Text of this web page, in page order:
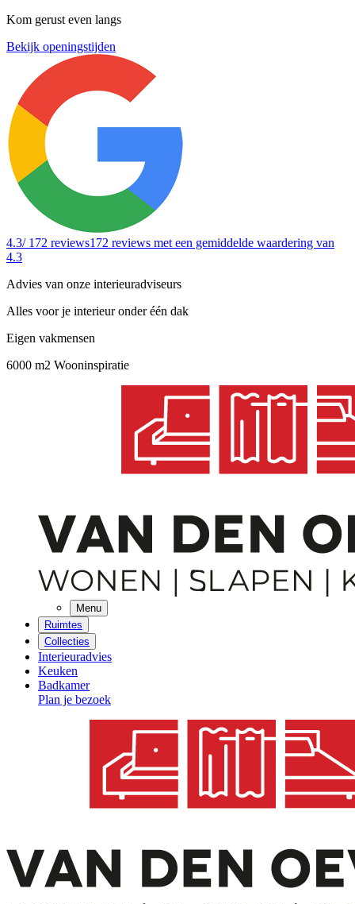
Kom gerust even langs
Bekijk openingstijden
4.3/ 172 reviews172 reviews met een gemiddelde waardering van
4.3
Advies van onze interieuradviseurs
Alles voor je interieur onder één dak
Eigen vakmensen
6000 m2 Wooninspiratie
Menu
Ruimtes
Collecties
Interieuradvies
Keuken
Badkamer
Plan je bezoek